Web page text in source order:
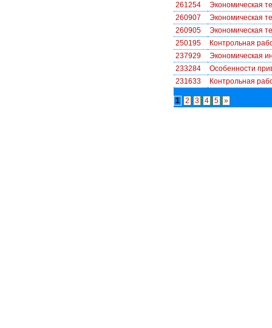
261254
Экономическая
260907
Экономическая
260905
Экономическая
250195
Контрольная
237929
Экономическая
233284
Особенности
231633
Контрольная
1 2 3 4 5 »